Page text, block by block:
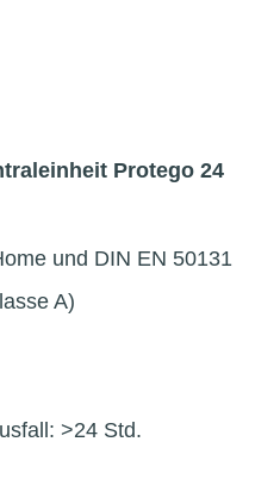
Protego 24
und DIN EN 50131
A)
>24 Std.